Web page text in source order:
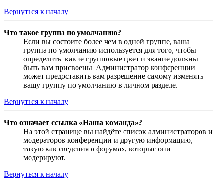
Вернуться к началу
Что такое группа по умолчанию?
Если вы состоите более чем в одной группе, ваша
группа по умолчанию используется для того, чтобы
определить, какие групповые цвет и звание должны
быть вам присвоены. Администратор конференции
может предоставить вам разрешение самому изменять
вашу группу по умолчанию в личном разделе.
Вернуться к началу
Что означает ссылка «Наша команда»?
На этой странице вы найдёте список администраторов и
модераторов конференции и другую информацию,
такую как сведения о форумах, которые они
модерируют.
Вернуться к началу